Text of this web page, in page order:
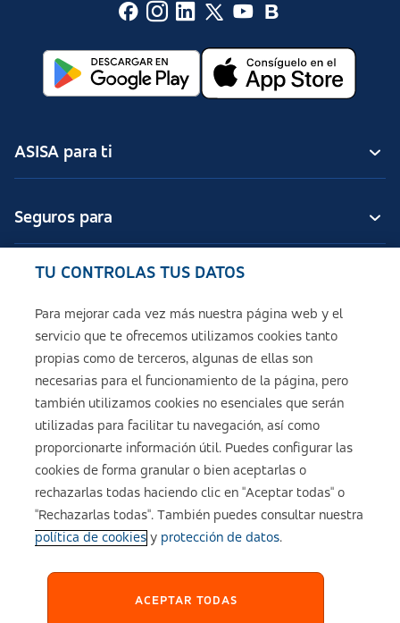
ASISA para ti
Seguros para
Seguros de ASISA
Sobre ASISA
Política de cookies
Configuración de cookies
Política de Privacidad
TU CONTROLAS TUS DATOS
Para mejorar cada vez más nuestra página web y el
servicio que te ofrecemos utilizamos cookies tanto
propias como de terceros, algunas de ellas son
necesarias para el funcionamiento de la página, pero
también utilizamos cookies no esenciales que serán
utilizadas para facilitar tu navegación, así como
proporcionarte información útil. Puedes configurar las
cookies de forma granular o bien aceptarlas o
rechazarlas todas haciendo clic en "Aceptar todas" o
"Rechazarlas todas". También puedes consultar nuestra
política de cookiesy protección de datos.
ACEPTAR TODAS